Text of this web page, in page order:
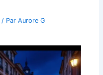
/ ParAurore G